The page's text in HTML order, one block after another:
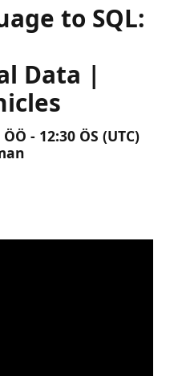
to SQL:
Data |
- 12:30 ÖS (UTC)